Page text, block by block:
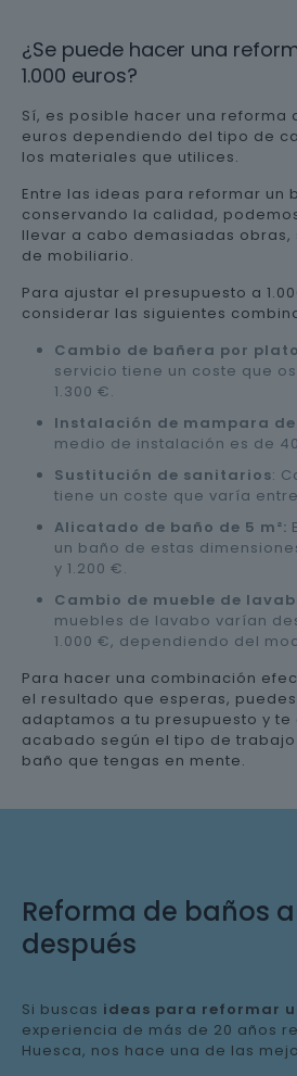
¿Se puede hacer una
1.000 euros?
Sí, es posible hacer una reforma
euros dependiendo del tipo de
los materiales que utilices.
Entre las ideas para reformar un
conservando la calidad,
llevar a cabo demasiadas obras,
de mobiliario.
Para ajustar el presupuesto a
considerar las siguientes
Cambio de bañera por
servicio tiene un coste que
1.300 €.
Instalación de mampara
medio de instalación es de
Sustitución de sanitarios:
tiene un coste que varía
Alicatado de baño de 5 m²:
un baño de estas
y 1.200 €.
Cambio de mueble de
muebles de lavabo varían
1.000 €, dependiendo del
Para hacer una combinación
el resultado que esperas,
adaptamos a tu presupuesto y te
acabado según el tipo de
baño que tengas en mente.
Reforma de baños
después
Si buscas ideas para reformar
experiencia de más de 20 años
Huesca, nos hace una de las